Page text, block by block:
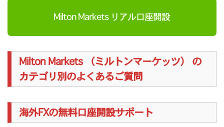
Milton Markets リアル口座開設
Milton Markets （ミルトンマーケッツ） の
カテゴリ別のよくあるご質問
海外FXの無料口座開設サポート